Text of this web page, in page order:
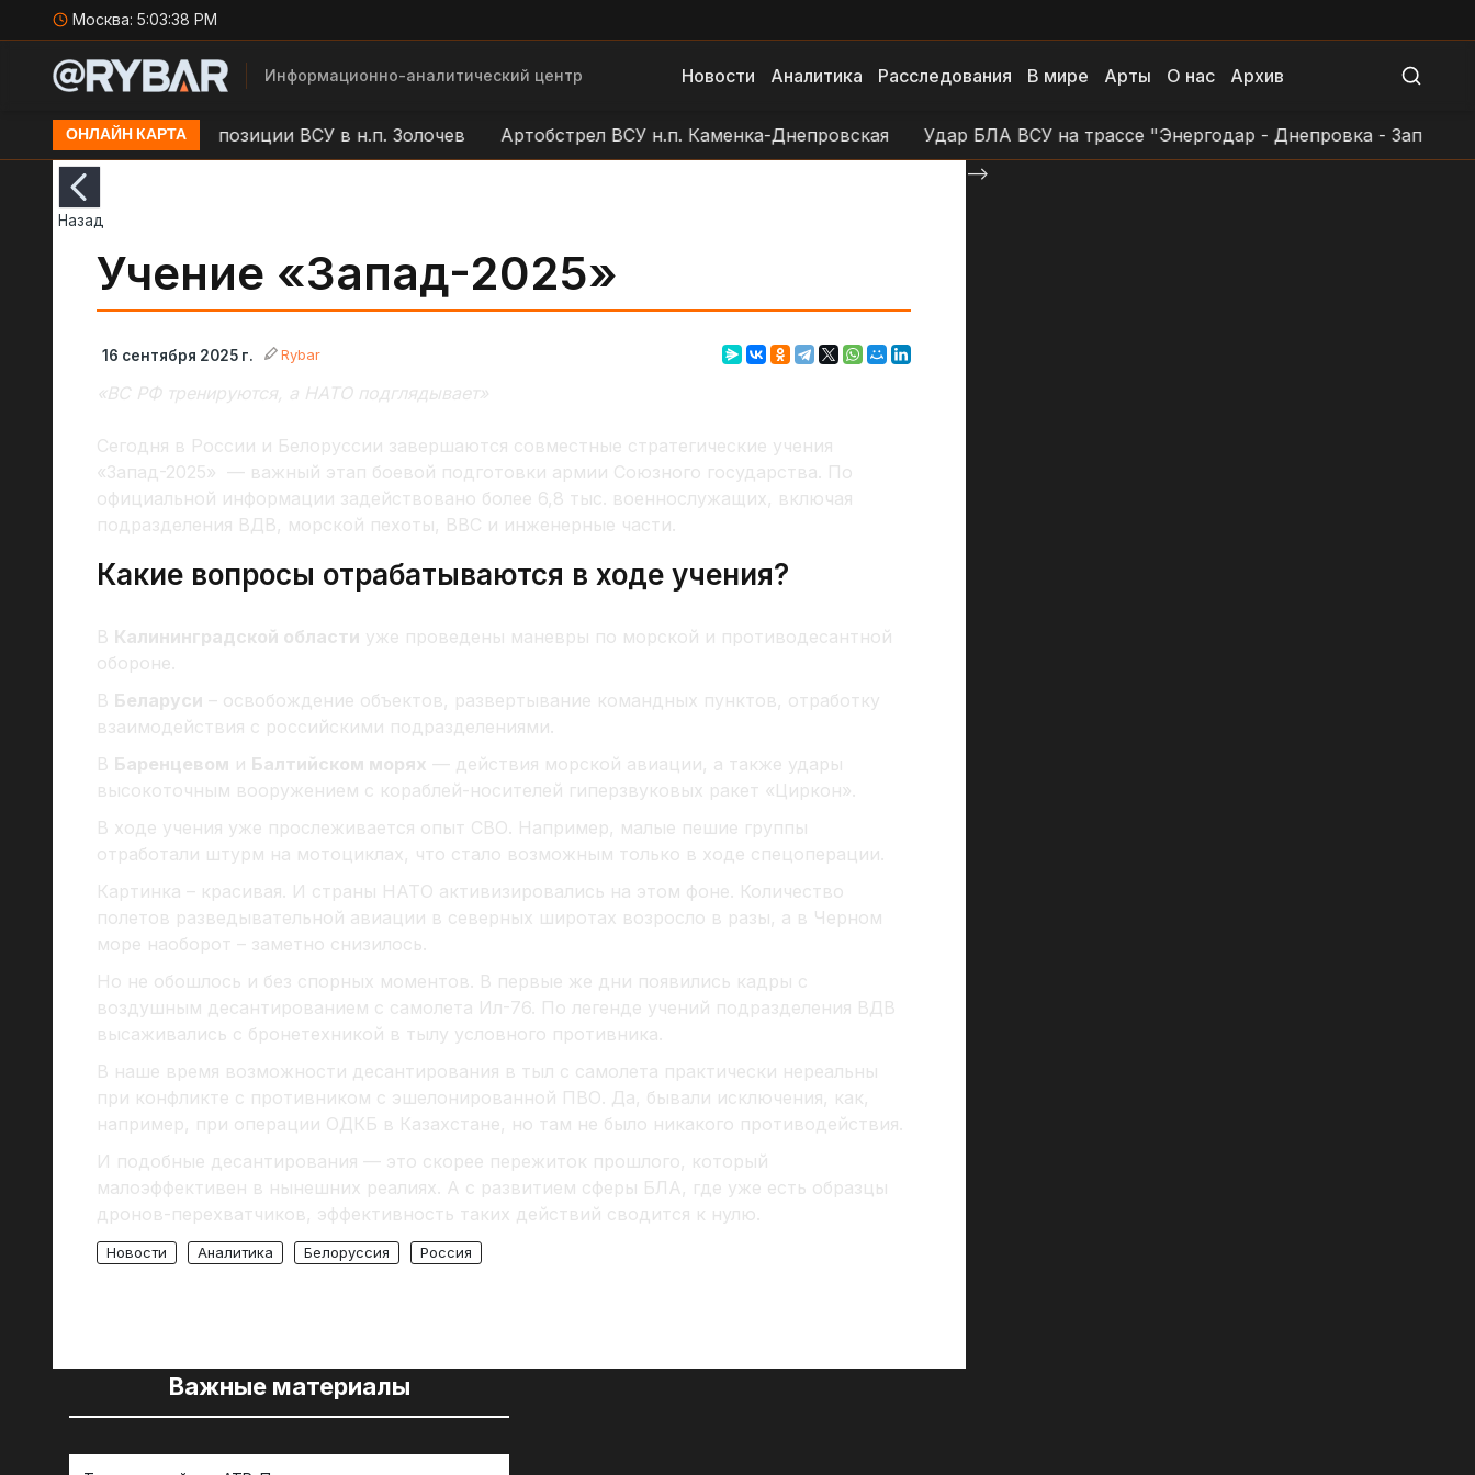
Москва: 5:03:39 PM
Информационно-аналитический центр Новости Аналитика Расследования В мире Арты О нас Архив
ОНЛАЙН КАРТА
БЛА "Молния" по позиции ВСУ в н.п. Золочев Артобстрел ВСУ н.п. Каменка-Днепровская Удар БЛА ВСУ на трассе "Энергодар - Днепровка - Заповетное
Назад
Учение «Запад-2025»
16 сентября 2025 г. Rybar
«ВС РФ тренируются, а НАТО подглядывает»
Сегодня в России и Белоруссии завершаются совместные стратегические учения
«Запад-2025» — важный этап боевой подготовки армии Союзного государства. По
официальной информации задействовано более 6,8 тыс. военнослужащих, включая
подразделения ВДВ, морской пехоты, ВВС и инженерные части.
Какие вопросы отрабатываются в ходе учения?
В Калининградской области уже проведены маневры по морской и противодесантной
обороне.
В Беларуси – освобождение объектов, развертывание командных пунктов, отработку
взаимодействия с российскими подразделениями.
В Баренцевом и Балтийском морях — действия морской авиации, а также удары
высокоточным вооружением с кораблей-носителей гиперзвуковых ракет «Циркон».
В ходе учения уже прослеживается опыт СВО. Например, малые пешие группы
отработали штурм на мотоциклах, что стало возможным только в ходе спецоперации.
Картинка – красивая. И страны НАТО активизировались на этом фоне. Количество
полетов разведывательной авиации в северных широтах возросло в разы, а в Черном
море наоборот – заметно снизилось.
Но не обошлось и без спорных моментов. В первые же дни появились кадры с
воздушным десантированием с самолета Ил-76. По легенде учений подразделения ВДВ
высаживались с бронетехникой в тылу условного противника.
В наше время возможности десантирования в тыл с самолета практически нереальны
при конфликте с противником с эшелонированной ПВО. Да, бывали исключения, как,
например, при операции ОДКБ в Казахстане, но там не было никакого противодействия.
И подобные десантирования — это скорее пережиток прошлого, который
малоэффективен в нынешних реалиях. А с развитием сферы БЛА, где уже есть образцы
дронов-перехватчиков, эффективность таких действий сводится к нулю.
Новости Аналитика Белоруссия Россия
-->
Важные материалы